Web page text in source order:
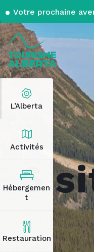
Votre prochaine
L’Alberta
Activités
Hébergemen
t
Restauration
6